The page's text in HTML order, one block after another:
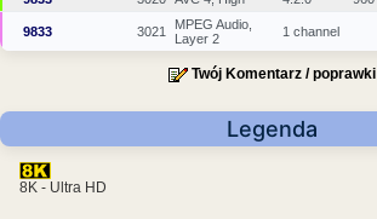
9833 3021
MPEG Audio,
Layer 2
1 channel
Twój Komentarz / poprawki
Legenda
8K - Ultra HD